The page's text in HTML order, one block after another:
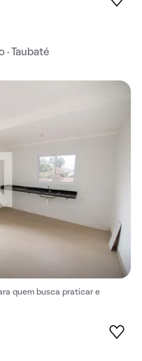
Taubaté
quem busca praticar e